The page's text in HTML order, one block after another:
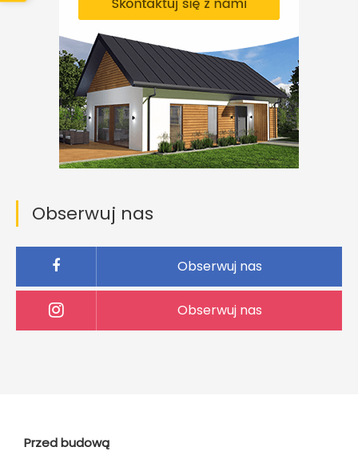
Obserwuj nas
Obserwuj nas
Obserwuj nas
Przed budową